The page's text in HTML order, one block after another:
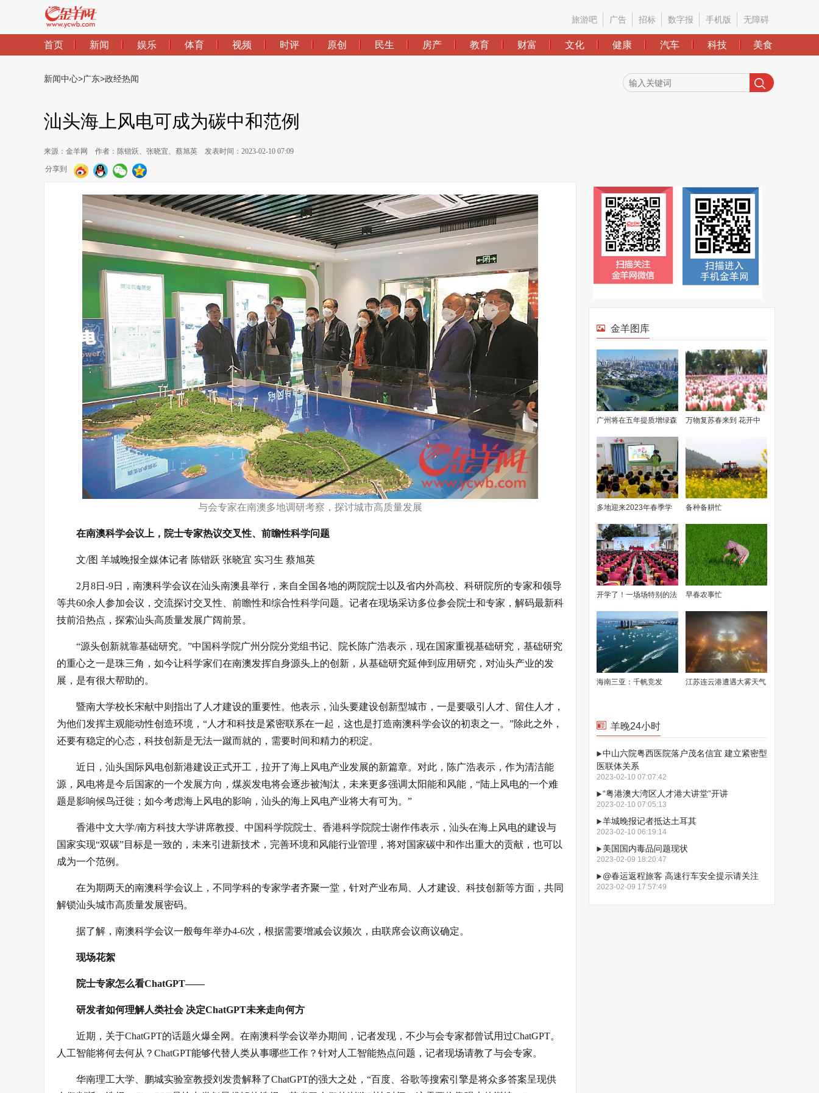
旅游吧 广告 招标 数字报 手机版 无障碍
首页 新闻 娱乐 体育 视频 时评 原创 民生 房产 教育 财富 文化 健康 汽车 科技 美食
新闻中心>广东>政经热闻
汕头海上风电可成为碳中和范例
来源：金羊网 作者：陈锴跃、张晓宜、蔡旭英 发表时间：2023-02-10 07:09
分享到
与会专家在南澳多地调研考察，探讨城市高质量发展
在南澳科学会议上，院士专家热议交叉性、前瞻性科学问题
文/图 羊城晚报全媒体记者 陈锴跃 张晓宜 实习生 蔡旭英
2月8日-9日，南澳科学会议在汕头南澳县举行，来自全国各地的两院院士以及省内外高校、科研院所的专家和领导
等共60余人参加会议，交流探讨交叉性、前瞻性和综合性科学问题。记者在现场采访多位参会院士和专家，解码最新科
技前沿热点，探索汕头高质量发展广阔前景。
“源头创新就靠基础研究。”中国科学院广州分院分党组书记、院长陈广浩表示，现在国家重视基础研究，基础研究
的重心之一是珠三角，如今让科学家们在南澳发挥自身源头上的创新，从基础研究延伸到应用研究，对汕头产业的发
展，是有很大帮助的。
暨南大学校长宋献中则指出了人才建设的重要性。他表示，汕头要建设创新型城市，一是要吸引人才、留住人才，
为他们发挥主观能动性创造环境，“人才和科技是紧密联系在一起，这也是打造南澳科学会议的初衷之一。”除此之外，
还要有稳定的心态，科技创新是无法一蹴而就的，需要时间和精力的积淀。
近日，汕头国际风电创新港建设正式开工，拉开了海上风电产业发展的新篇章。对此，陈广浩表示，作为清洁能
源，风电将是今后国家的一个发展方向，煤炭发电将会逐步被淘汰，未来更多强调太阳能和风能，“陆上风电的一个难
题是影响候鸟迁徙；如今考虑海上风电的影响，汕头的海上风电产业将大有可为。”
香港中文大学/南方科技大学讲席教授、中国科学院院士、香港科学院院士谢作伟表示，汕头在海上风电的建设与
国家实现“双碳”目标是一致的，未来引进新技术，完善环境和风能行业管理，将对国家碳中和作出重大的贡献，也可以
成为一个范例。
在为期两天的南澳科学会议上，不同学科的专家学者齐聚一堂，针对产业布局、人才建设、科技创新等方面，共同
解锁汕头城市高质量发展密码。
据了解，南澳科学会议一般每年举办4-6次，根据需要增减会议频次，由联席会议商议确定。
现场花絮
院士专家怎么看ChatGPT——
研发者如何理解人类社会 决定ChatGPT未来走向何方
近期，关于ChatGPT的话题火爆全网。在南澳科学会议举办期间，记者发现，不少与会专家都曾试用过ChatGPT。
人工智能将何去何从？ChatGPT能够代替人类从事哪些工作？针对人工智能热点问题，记者现场请教了与会专家。
华南理工大学、鹏城实验室教授刘发贵解释了ChatGPT的强大之处，“百度、谷歌等搜索引擎是将众多答案呈现供
金羊图库
广州将在五年提质增绿森
林面积100万亩
万物复苏春来到 花开中
多地迎来2023年春季学
期开学
备种备耕忙
开学了！一场场特别的法
治“开学第一课”在广东各
地精彩“开讲”
早春农事忙
海南三亚：千帆竞发 江苏连云港遭遇大雾天气
羊晚24小时
中山六院粤西医院落户茂名信宜 建立紧密型
医联体关系
2023-02-10 07:07:42
“粤港澳大湾区人才港大讲堂”开讲
2023-02-10 07:05:13
羊城晚报记者抵达土耳其
2023-02-10 06:19:14
美国国内毒品问题现状
2023-02-09 18:20:47
@春运返程旅客 高速行车安全提示请关注
2023-02-09 17:57:49